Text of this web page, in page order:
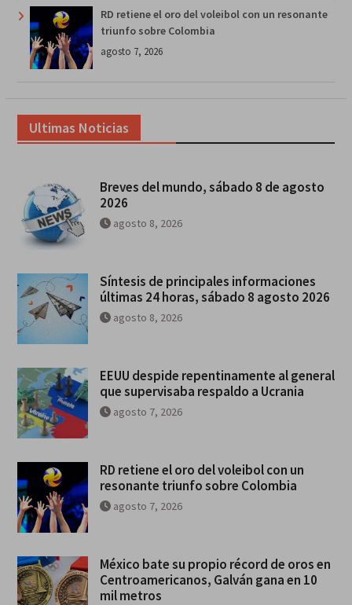
RD retiene el oro del voleibol con un resonante
triunfo sobre Colombia
agosto 7, 2026
Ultimas Noticias
Breves del mundo, sábado 8 de agosto
2026
agosto 8, 2026
Síntesis de principales informaciones
últimas 24 horas, sábado 8 agosto 2026
agosto 8, 2026
EEUU despide repentinamente al general
que supervisaba respaldo a Ucrania
agosto 7, 2026
RD retiene el oro del voleibol con un
resonante triunfo sobre Colombia
agosto 7, 2026
México bate su propio récord de oros en
Centroamericanos, Galván gana en 10
mil metros